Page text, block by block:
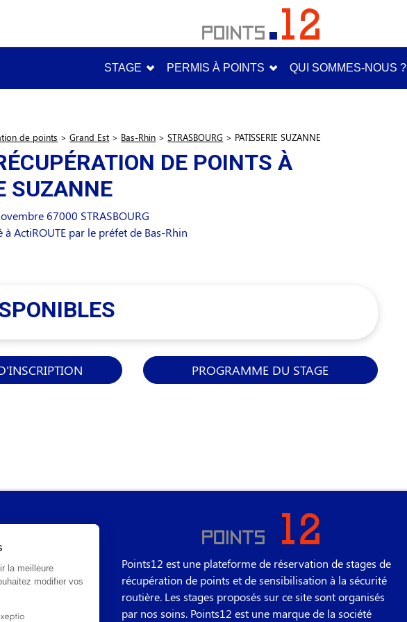
STAGE PERMIS À POINTS QUI SOMMES-NOUS ?
de points > Grand Est > Bas-Rhin > STRASBOURG > PATISSERIE SUZANNE
DE POINTS À
SUZANNE
67000 STRASBOURG
ActiROUTE par le préfet de Bas-Rhin
PROGRAMME DU STAGE
Points12 est une plateforme de réservation de stages de
récupération de points et de sensibilisation à la sécurité
routière. Les stages proposés sur ce site sont organisés
par nos soins. Points12 est une marque de la société